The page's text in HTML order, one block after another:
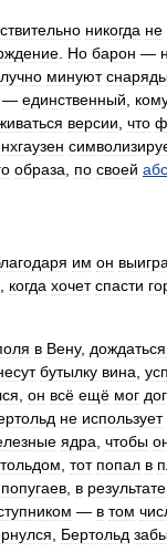
никогда не
Но барон —
минуют
— единственный
версии что
образа по своей
им он
когда хочет спасти
в Вену, дождаться
бутылку вина
он всё ещё мог
не использует
ядра чтобы
тот попал в
попугаев в результате
— в том
Бертольд